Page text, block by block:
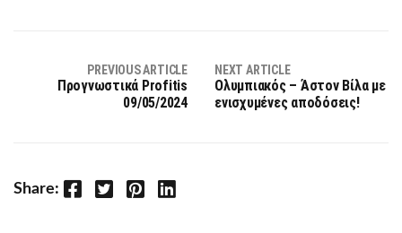
PREVIOUS ARTICLE
Προγνωστικά Profitis
09/05/2024
NEXT ARTICLE
Ολυμπιακός – Άστον Βίλα με
ενισχυμένες αποδόσεις!
Share: Facebook Twitter Pinterest LinkedIn